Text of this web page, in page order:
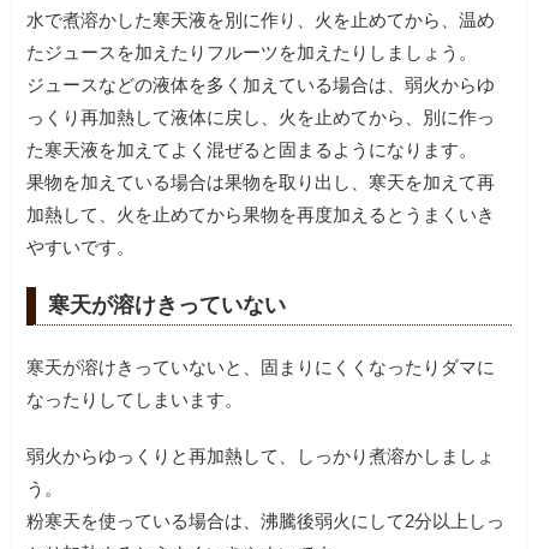
水で煮溶かした寒天液を別に作り、火を止めてから、温め
たジュースを加えたりフルーツを加えたりしましょう。
ジュースなどの液体を多く加えている場合は、弱火からゆ
っくり再加熱して液体に戻し、火を止めてから、別に作っ
た寒天液を加えてよく混ぜると固まるようになります。
果物を加えている場合は果物を取り出し、寒天を加えて再
加熱して、火を止めてから果物を再度加えるとうまくいき
やすいです。
寒天が溶けきっていない
寒天が溶けきっていないと、固まりにくくなったりダマに
なったりしてしまいます。
弱火からゆっくりと再加熱して、しっかり煮溶かしましょ
う。
粉寒天を使っている場合は、沸騰後弱火にして2分以上しっ